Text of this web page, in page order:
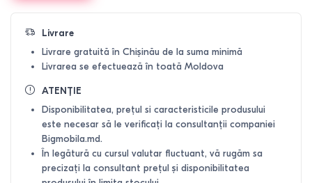
Livrare
Livrare gratuită în Chișinău de la suma minimă
Livrarea se efectuează în toată Moldova
ATENȚIE
Disponibilitatea, prețul si caracteristicile produsului
este necesar să le verificați la consultanții companiei
Bigmobila.md.
În legătură cu cursul valutar fluctuant, vă rugăm sa
precizați la consultant prețul și disponibilitatea